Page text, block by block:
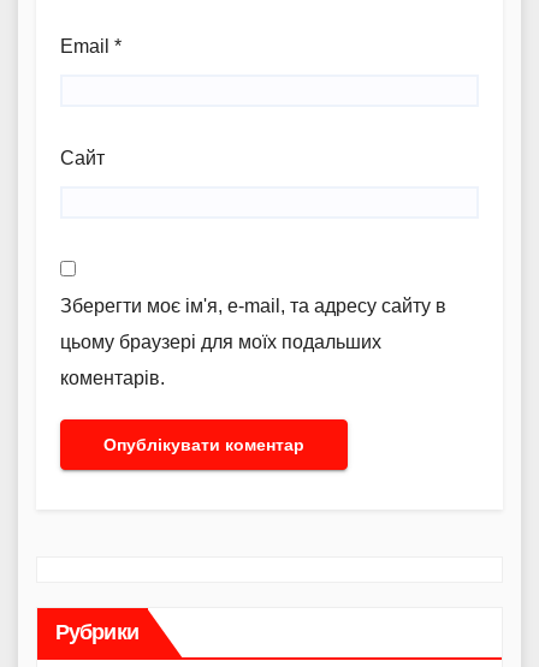
Email *
Сайт
Зберегти моє ім'я, e-mail, та адресу сайту в
цьому браузері для моїх подальших
коментарів.
Рубрики